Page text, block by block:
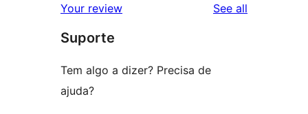
reviews
star
reviews
Your review See all
Suporte
Tem algo a dizer? Precisa de
ajuda?